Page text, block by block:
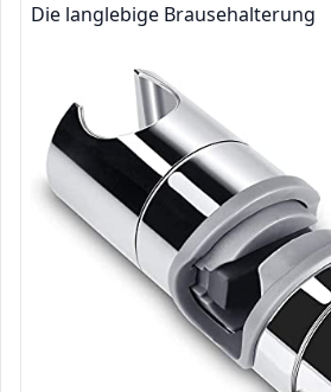
Die langlebige Brausehalterung